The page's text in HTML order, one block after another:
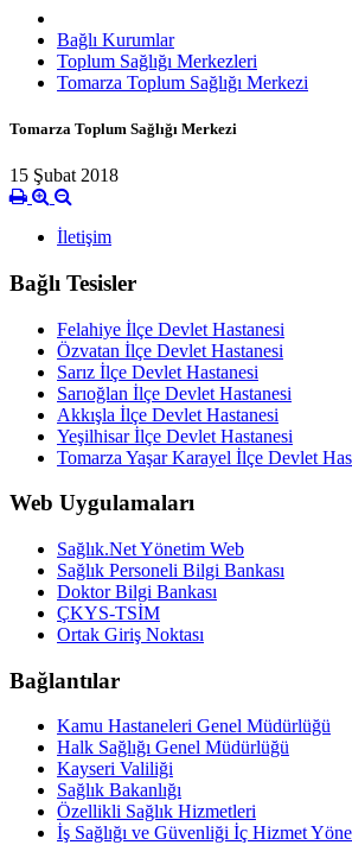
Bağlı Kurumlar
Toplum Sağlığı Merkezleri
Tomarza Toplum Sağlığı Merkezi
Tomarza Toplum Sağlığı Merkezi
15 Şubat 2018
İletişim
Bağlı Tesisler
Felahiye İlçe Devlet Hastanesi
Özvatan İlçe Devlet Hastanesi
Sarız İlçe Devlet Hastanesi
Sarıoğlan İlçe Devlet Hastanesi
Akkışla İlçe Devlet Hastanesi
Yeşilhisar İlçe Devlet Hastanesi
Tomarza Yaşar Karayel İlçe Devlet
Web Uygulamaları
Sağlık.Net Yönetim Web
Sağlık Personeli Bilgi Bankası
Doktor Bilgi Bankası
ÇKYS-TSİM
Ortak Giriş Noktası
Bağlantılar
Kamu Hastaneleri Genel Müdürlüğü
Halk Sağlığı Genel Müdürlüğü
Kayseri Valiliği
Sağlık Bakanlığı
Özellikli Sağlık Hizmetleri
İş Sağlığı ve Güvenliği İç Hizmet